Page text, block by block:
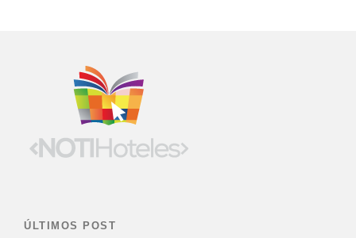
ÚLTIMOS POST